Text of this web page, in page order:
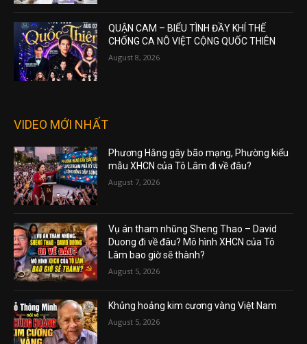
QUẬN CAM – BIỂU TÌNH ĐẦY KHÍ THẾ
CHỐNG CA NÔ VIỆT CỘNG QUỐC THIÊN
August 8, 2026
VIDEO MỚI NHẤT
Phương Hằng gây bão mạng, Phường kiểu
mẫu XHCN của Tô Lâm đi về đâu?
August 7, 2026
Vụ án tham nhũng Sheng Thao – David
Duong đi về đâu? Mô hình XHCN của Tô
Lâm bao giờ sẽ thành?
August 5, 2026
Khủng hoảng kim cương vàng Việt Nam
August 5, 2026